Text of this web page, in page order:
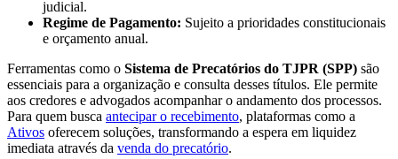
judicial.
Regime de Pagamento: Sujeito a prioridades constitucionais
e orçamento anual.
Ferramentas como o Sistema de Precatórios do TJPR (SPP) são
essenciais para a organização e consulta desses títulos. Ele permite
aos credores e advogados acompanhar o andamento dos processos.
Para quem busca antecipar o recebimento, plataformas como a
Ativos oferecem soluções, transformando a espera em liquidez
imediata através da venda do precatório.